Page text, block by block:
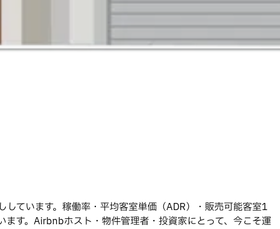
ています。稼働率・平均客室単価（ADR）・販売可能客室1
す。Airbnbホスト・物件管理者・投資家にとって、今こそ運